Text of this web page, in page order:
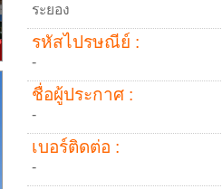
ระยอง
รหัสไปรษณีย์ :
-
ชื่อผู้ประกาศ :
-
เบอร์ติดต่อ :
-